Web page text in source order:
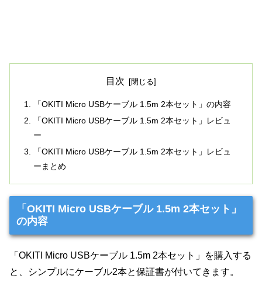
目次
「OKITI Micro USBケーブル 1.5m 2本セット」の内容
「OKITI Micro USBケーブル 1.5m 2本セット」レビュ
ー
「OKITI Micro USBケーブル 1.5m 2本セット」レビュ
ーまとめ
「OKITI Micro USBケーブル 1.5m 2本セット」
の内容
「OKITI Micro USBケーブル 1.5m 2本セット」を購入する
と、シンプルにケーブル2本と保証書が付いてきます。